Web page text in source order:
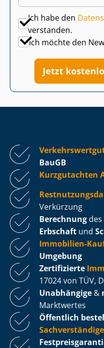
Ich habe den
verstanden.
Ich möchte den
Jetzt
BauGB
Kurzgutachten
Verkürzung
Berechnung des
Erbschaft und
Immobilien-
Umgebung
Zertifizierte
17024 von TÜV,
Unabhängige &
Marktwertes
Öffentlich
Sachverständige